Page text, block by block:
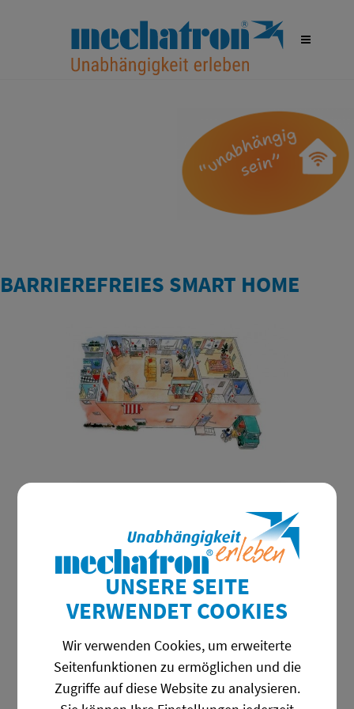
BARRIEREFREIES SMART HOME
„Licht ein – Licht aus, Türe auf –
Türe zu“ – es kann so einfach sein.
Personen mit körperlichen
UNSERE SEITE
VERWENDET COOKIES
Wir verwenden Cookies, um erweiterte
Seitenfunktionen zu ermöglichen und die
Zugriffe auf diese Website zu analysieren.